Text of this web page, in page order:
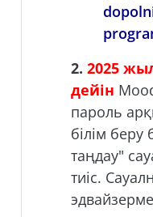
2. 2025
дейін
пароль
білім
таңдау"
тиіс.